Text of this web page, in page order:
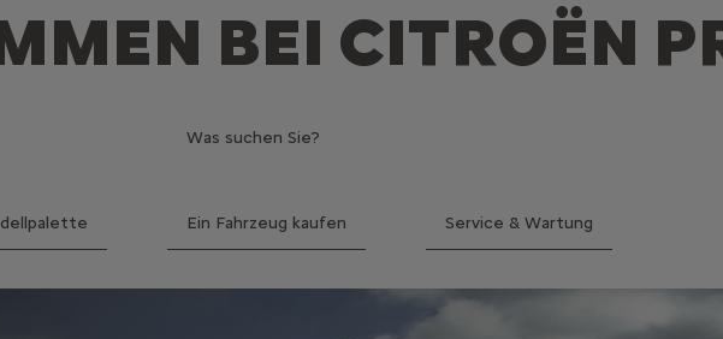
BEI CITROËN
Was suchen Sie?
Ein Fahrzeug kaufen Service & Wartung